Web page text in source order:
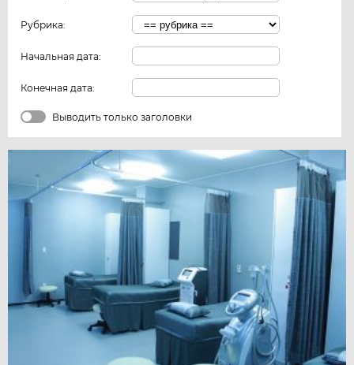
Рубрика:
Начальная дата:
Конечная дата:
Выводить только заголовки